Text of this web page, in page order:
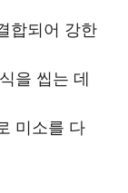
합되어 강한
을 씹는 데
미소를 다